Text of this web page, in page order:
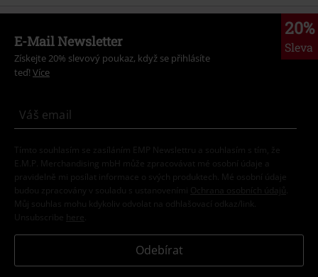
20%
Sleva
E-Mail Newsletter
Získejte 20% slevový poukaz, když se přihlásíte
teď! Více
Tímto souhlasím se zasíláním EMP Newslettru a souhlasím s tím, že
E.M.P. Merchandising mbH může zpracovávat mé osobní údaje a
pravidelně mi posílat informace o svých produktech. Mé osobní údaje
budou zpracovány v souladu s ustanoveními
Ochrana osobních údajů
Můj souhlas mohu kdykoliv odvolat na odhlašovací odkaz/link.
Unsubscribe here
Odebírat